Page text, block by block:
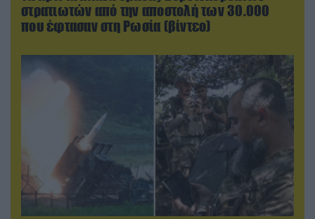
στρατιωτών από την αποστολή των 30.000
που έφτασαν στη Ρωσία (βίντεο)